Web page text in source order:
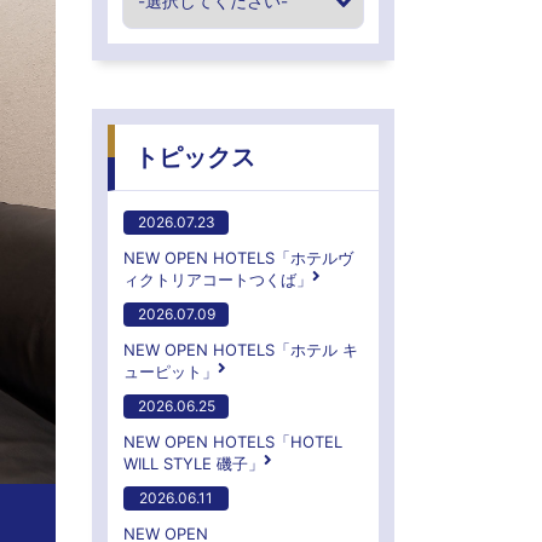
トピックス
2026.07.23
NEW OPEN HOTELS「ホテルヴ
ィクトリアコートつくば」
2026.07.09
NEW OPEN HOTELS「ホテル キ
ューピット」
2026.06.25
NEW OPEN HOTELS「HOTEL
WILL STYLE 磯子」
2026.06.11
NEW OPEN